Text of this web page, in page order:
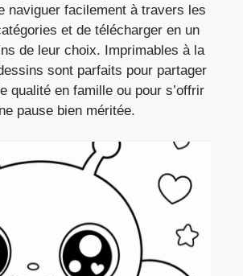
naviguer facilement à travers les
et de télécharger en un
de leur choix. Imprimables à la
sont parfaits pour partager
qualité en famille ou pour s’offrir
pause bien méritée.